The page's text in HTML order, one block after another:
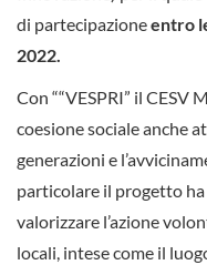
di partecipazioneentro
2022.
Con ““VESPRI” il
coesione sociale anche
generazioni e
particolare il progetto
valorizzare l’azione
locali, intese come il